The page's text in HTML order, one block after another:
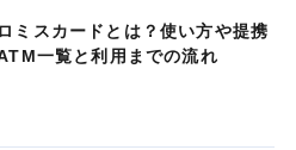
ミスカードとは？使い方や提携
一覧と利用までの流れ